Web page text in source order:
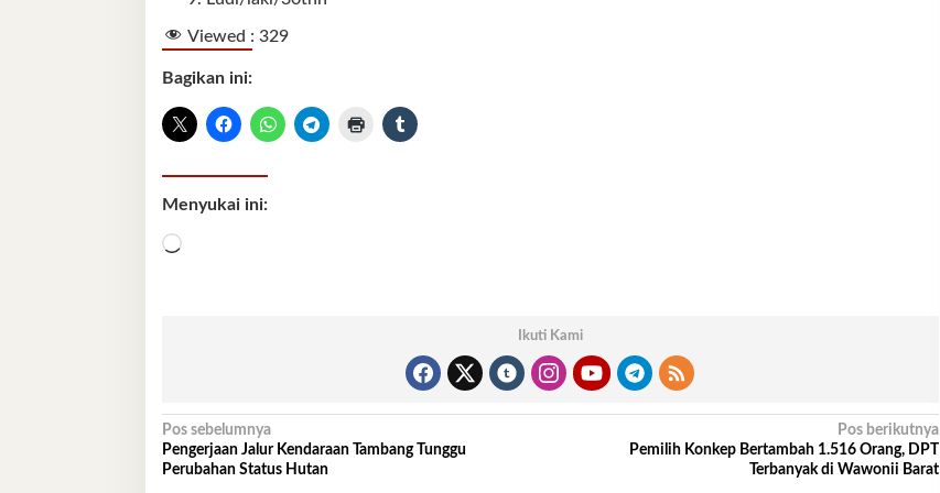
Viewed : 329
Bagikan ini:
Menyukai ini:
Memuat...
Ikuti Kami
Navigasi
pos
Pos sebelumnya
Pengerjaan Jalur Kendaraan Tambang Tunggu
Perubahan Status Hutan
Pos berikutnya
Pemilih Konkep Bertambah 1.516 Orang, DPT
Terbanyak di Wawonii Barat